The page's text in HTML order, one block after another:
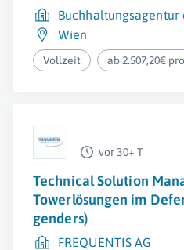
Buchhaltungsagentur
Wien
Vollzeit ab 2.507,20€
vor 30+ T
Technical Solution
Towerlösungen im
genders)
FREQUENTIS AG